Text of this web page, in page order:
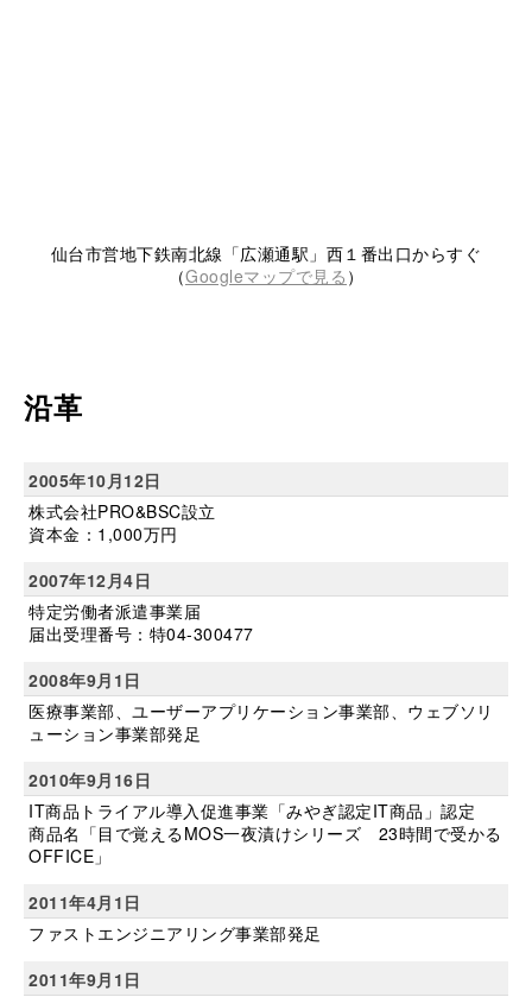
仙台市営地下鉄南北線「広瀬通駅」西１番出口からすぐ
（Googleマップで見る ）
沿革
2005年10月12日
株式会社PRO&BSC設立
資本金：1,000万円
2007年12月4日
特定労働者派遣事業届
届出受理番号：特04-300477
2008年9月1日
医療事業部、ユーザーアプリケーション事業部、ウェブソリ
ューション事業部発足
2010年9月16日
IT商品トライアル導入促進事業「みやぎ認定IT商品」認定
商品名「目で覚えるMOS一夜漬けシリーズ 23時間で受かる
OFFICE」
2011年4月1日
ファストエンジニアリング事業部発足
2011年9月1日